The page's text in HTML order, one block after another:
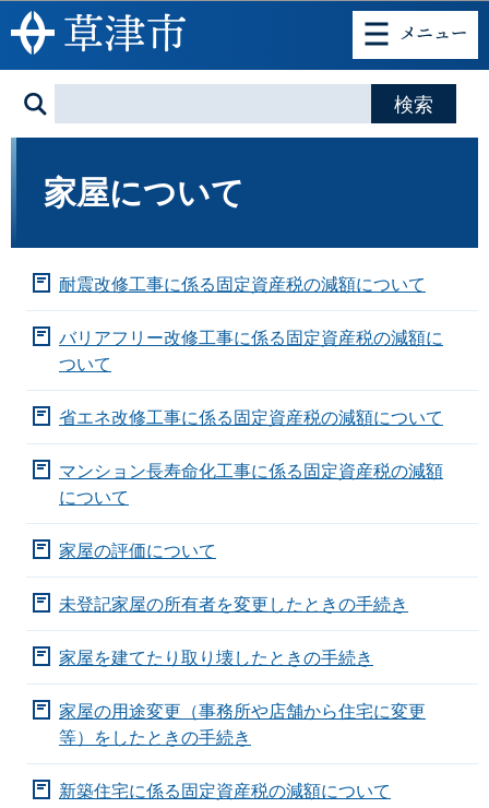
このページの本文へ移動
家屋について
耐震改修工事に係る固定資産税の減額について
バリアフリー改修工事に係る固定資産税の減額に
ついて
省エネ改修工事に係る固定資産税の減額について
マンション長寿命化工事に係る固定資産税の減額
について
家屋の評価について
未登記家屋の所有者を変更したときの手続き
家屋を建てたり取り壊したときの手続き
家屋の用途変更（事務所や店舗から住宅に変更
等）をしたときの手続き
新築住宅に係る固定資産税の減額について